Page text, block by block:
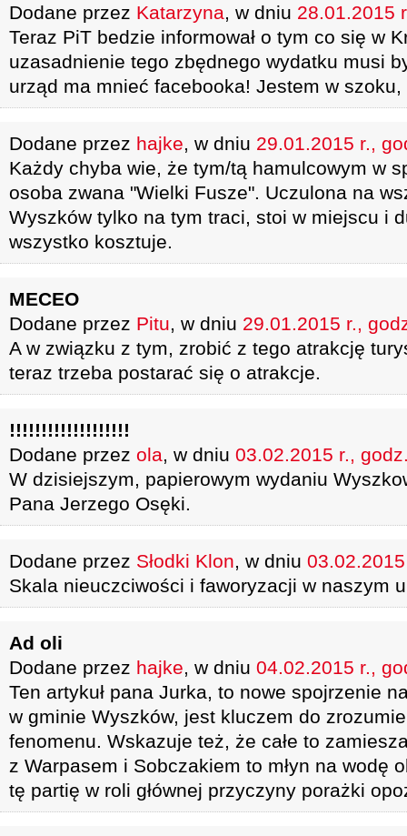
Dodane przez Katarzyna, w dniu 28.01.2015
Teraz PiT bedzie informował o tym co się w
uzasadnienie tego zbędnego wydatku musi
urząd ma mnieć facebooka! Jestem w
Dodane przez hajke, w dniu 29.01.2015 r.,
Każdy chyba wie, że tym/tą hamulcowym w
osoba zwana "Wielki Fusze". Uczulona na
Wyszków tylko na tym traci, stoi w miejscu i
wszystko kosztuje.
MECEO
Dodane przez Pitu, w dniu 29.01.2015 r.,
A w związku z tym, zrobić z tego atrakcję
teraz trzeba postarać się o atrakcje.
!!!!!!!!!!!!!!!!!!!
Dodane przez ola, w dniu 03.02.2015 r.,
W dzisiejszym, papierowym wydaniu
Pana Jerzego Osęki.
Dodane przez Słodki Klon, w dniu
Skala nieuczciwości i faworyzacji w naszym
Ad oli
Dodane przez hajke, w dniu 04.02.2015 r.,
Ten artykuł pana Jurka, to nowe spojrzenie
w gminie Wyszków, jest kluczem do
fenomenu. Wskazuje też, że całe to
z Warpasem i Sobczakiem to młyn na wodę
tę partię w roli głównej przyczyny porażki